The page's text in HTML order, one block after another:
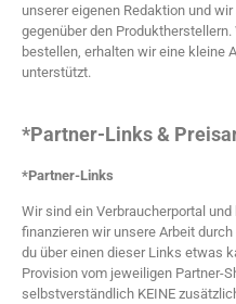
unserer eigenen Redaktion und
gegenüber den
bestellen, erhalten wir eine kleine
unterstützt.
*Partner-Links &
*Partner-Links
Wir sind ein Verbraucherportal
finanzieren wir unsere Arbeit
du über einen dieser Links etwas
Provision vom jeweiligen Partner-
selbstverständlich KEINE